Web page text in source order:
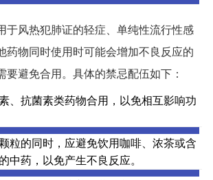
于风热犯肺证的轻症、单纯性流行性感
药物同时使用时可能会增加不良反应的
要避免合用。具体的禁忌配伍如下：
、抗菌素类药物合用，以免相互影响功
粒的同时，应避免饮用咖啡、浓茶或含
中药，以免产生不良反应。